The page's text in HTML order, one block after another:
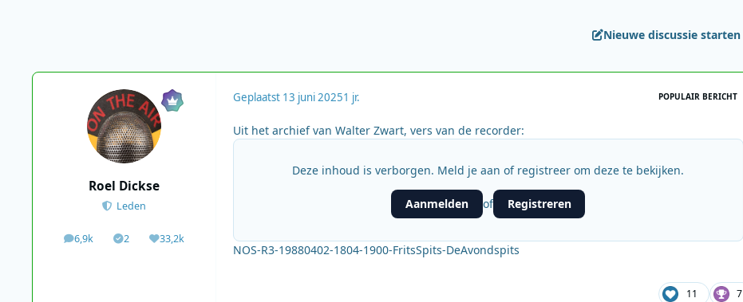
Nieuwe discussie starten
Roel Dickse
Leden
6,9k
berichten2
Solutions33,2k
Waardering
Geplaatst 13 juni 20251 jr. POPULAIR BERICHT
Uit het archief van Walter Zwart, vers van de recorder:
Deze inhoud is verborgen. Meld je aan of registreer om deze te bekijken.
Aanmelden of Registreren
NOS-R3-19880402-1804-1900-FritsSpits-DeAvondspits
11 7